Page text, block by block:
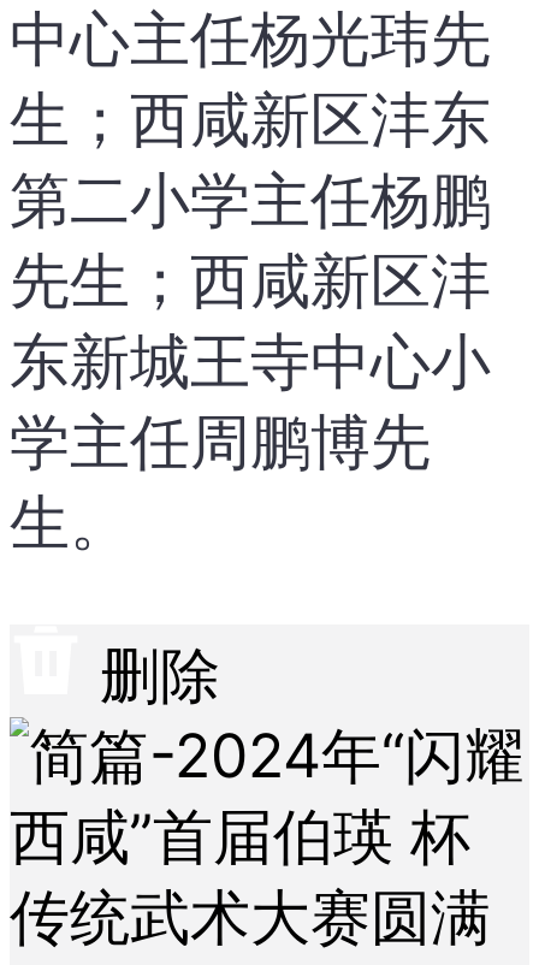
中心主任杨光玮先
生；西咸新区沣东
第二小学主任杨鹏
先生；西咸新区沣
东新城王寺中心小
学主任周鹏博先
生。
删除